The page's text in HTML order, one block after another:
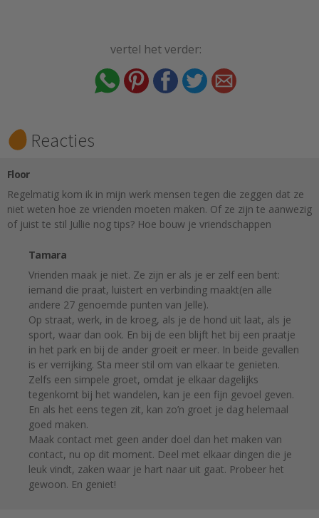
vertel het verder:
Reacties
Floor
Regelmatig kom ik in mijn werk mensen tegen die zeggen dat ze
niet weten hoe ze vrienden moeten maken. Of ze zijn te aanwezig
of juist te stil Jullie nog tips? Hoe bouw je vriendschappen
Tamara
Vrienden maak je niet. Ze zijn er als je er zelf een bent:
iemand die praat, luistert en verbinding maakt(en alle
andere 27 genoemde punten van Jelle).
Op straat, werk, in de kroeg, als je de hond uit laat, als je
sport, waar dan ook. En bij de een blijft het bij een praatje
in het park en bij de ander groeit er meer. In beide gevallen
is er verrijking. Sta meer stil om van elkaar te genieten.
Zelfs een simpele groet, omdat je elkaar dagelijks
tegenkomt bij het wandelen, kan je een fijn gevoel geven.
En als het eens tegen zit, kan zo’n groet je dag helemaal
goed maken.
Maak contact met geen ander doel dan het maken van
contact, nu op dit moment. Deel met elkaar dingen die je
leuk vindt, zaken waar je hart naar uit gaat. Probeer het
gewoon. En geniet!